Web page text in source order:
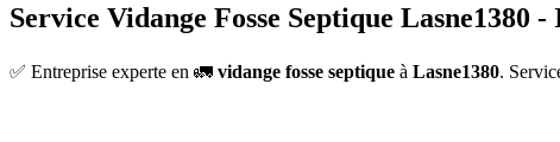
Service Vidange Fosse Septique Lasne1380
✅ Entreprise experte en 🚛 vidange fosse septique à Lasne1380.